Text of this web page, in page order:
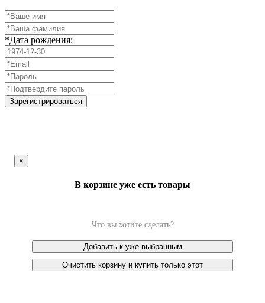
*Дата рождения:
Зарегистрироваться
×
В корзине уже есть товары
Что вы хотите сделать?
Добавить к уже выбранным
Очистить корзину и купить только этот